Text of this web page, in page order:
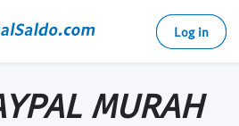
Log in
MURAH